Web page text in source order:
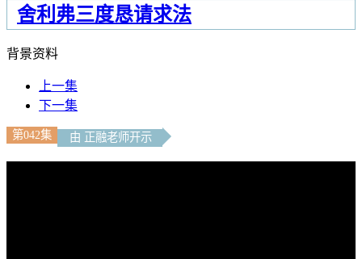
舍利弗三度恳请求法
背景资料
上一集
下一集
第042集 由 正融老师开示